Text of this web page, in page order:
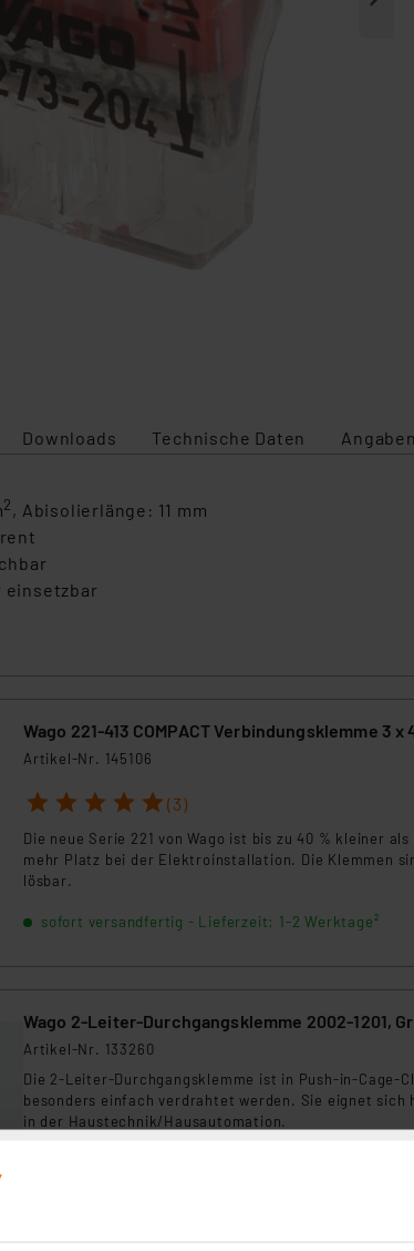
Downloads Technische Daten
2, Abisolierlänge: 11 mm
einsetzbar
Wago 221-413 COMPACT Verbindungsklemme 3 x
Artikel-Nr. 145106
1 2 3 4 5 (3)
Die neue Serie 221 von Wago ist bis zu 40 % kleiner
mehr Platz bei der Elektroinstallation. Die Klemmen
lösbar.
sofort versandfertig - Lieferzeit: 1-2 Werktage²
Wago 2-Leiter-Durchgangsklemme 2002-1201,
Artikel-Nr. 133260
Die 2-Leiter-Durchgangsklemme ist in Push-in-Cage-
besonders einfach verdrahtet werden. Sie eignet
in der Haustechnik/Hausautomation.